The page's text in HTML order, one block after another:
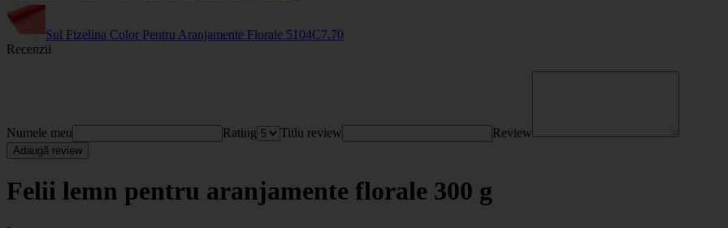
Sul Fizelina Color Pentru Aranjamente Florale 5104C7.70
Recenzii
Numele meu Rating Titlu review Review
Adaugă review
Felii lemn pentru aranjamente florale 300 g